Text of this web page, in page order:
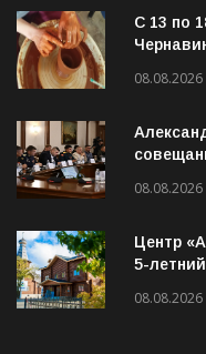
С 13 по
08.08.2026
08.08.2026
Центр
5-
08.08.2026